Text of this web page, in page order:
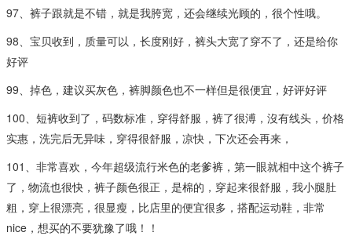
97、裤子跟就是不错，就是我胯宽，还会继续光顾的，很个性哦。
98、宝贝收到，质量可以，长度刚好，裤头大宽了穿不了，还是给你
好评
99、掉色，建议买灰色，裤脚颜色也不一样但是很便宜，好评好评
100、短裤收到了，码数标准，穿得舒服，裤了很溥，沒有线头，价格
实惠，洗完后无异味，穿得很舒服，凉快，下次还会再来，
101、非常喜欢，今年超级流行米色的老爹裤，第一眼就相中这个裤子
了，物流也很快，裤子颜色很正，是棉的，穿起来很舒服，我小腿肚
粗，穿上很漂亮，很显瘦，比店里的便宜很多，搭配运动鞋，非常
nice，想买的不要犹豫了哦！！